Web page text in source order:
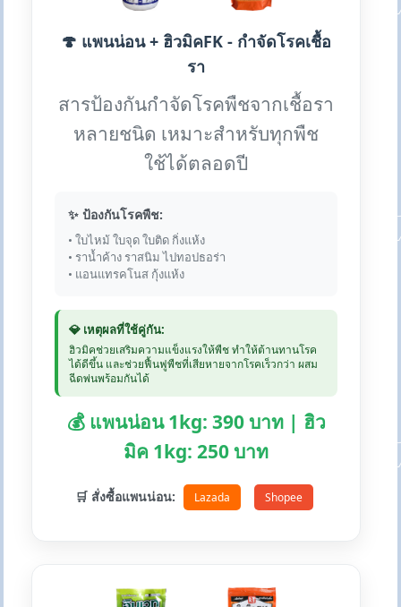
🍄 แพนน่อน + ฮิวมิคFK - กำจัดโรคเชื้อ
รา
สารป้องกันกำจัดโรคพืชจากเชื้อรา
หลายชนิด เหมาะสำหรับทุกพืช
ใช้ได้ตลอดปี
✨ ป้องกันโรคพืช:
• ใบไหม้ ใบจุด ใบติด กิ่งแห้ง
• ราน้ำค้าง ราสนิม ไปทอปธอร่า
• แอนแทรคโนส กุ้งแห้ง
💎 เหตุผลที่ใช้คู่กัน:
ฮิวมิคช่วยเสริมความแข็งแรงให้พืช ทำให้ต้านทานโรค
ได้ดีขึ้น และช่วยฟื้นฟูพืชที่เสียหายจากโรคเร็วกว่า ผสม
ฉีดพ่นพร้อมกันได้
💰 แพนน่อน 1kg: 390 บาท | ฮิว
มิค 1kg: 250 บาท
🛒 สั่งซื้อแพนน่อน: Lazada Shopee